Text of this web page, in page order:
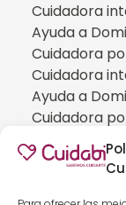
Cuidadora
Ayuda a
Cuidadora
Cuidadora
Ayuda a
Cuidadora
Cuidadora
Ayuda a